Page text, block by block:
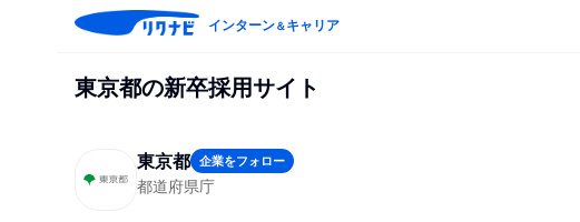
インターン＆キャリア
東京都の新卒採用サイト
東京都 企業をフォロー
都道府県庁